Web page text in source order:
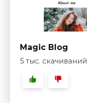
Magic Blog
5 тыс. скачиваний